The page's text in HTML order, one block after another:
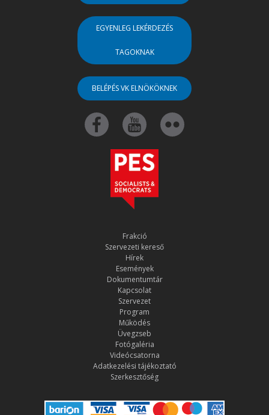
EGYENLEG LEKÉRDEZÉS
TAGOKNAK
BELÉPÉS VK ELNÖKÖKNEK
Frakció
Szervezeti kereső
Hírek
Események
Dokumentumtár
Kapcsolat
Szervezet
Program
Működés
Üvegzseb
Fotógaléria
Videócsatorna
Adatkezelési tájékoztató
Szerkesztőség